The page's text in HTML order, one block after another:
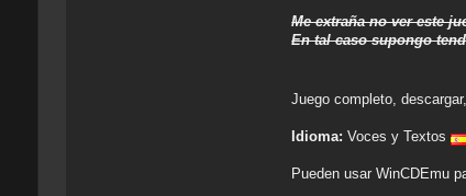
Me extraña no ver este
En tal caso supongo
Juego completo,
Idioma: Voces y Textos
Pueden usar WinCDEmu